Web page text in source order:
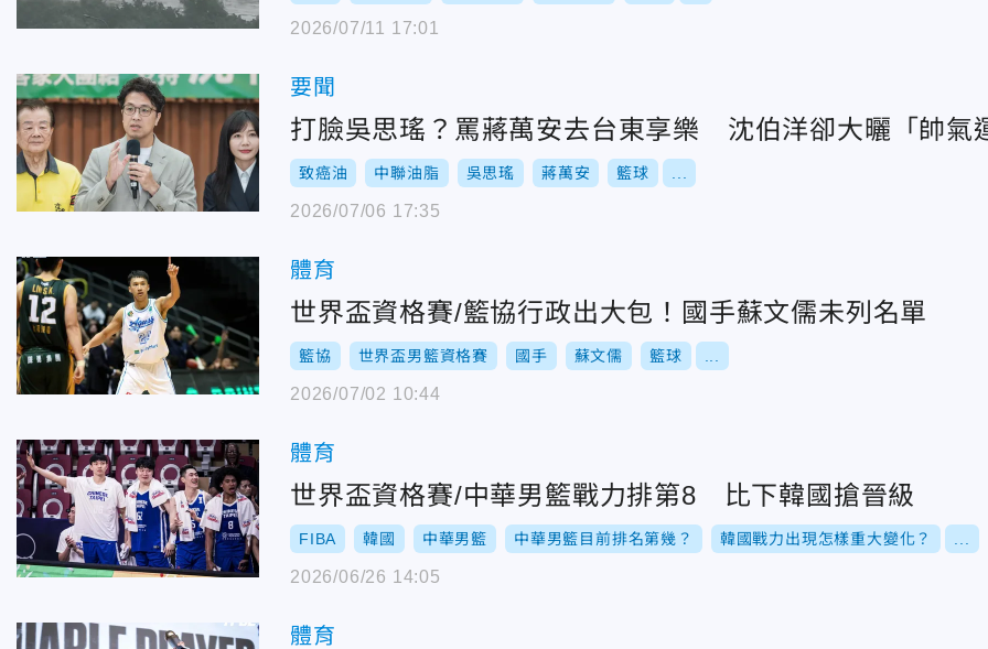
2026/07/11 17:01
要聞
打臉吳思瑤？罵蔣萬安去台東享樂 沈伯洋卻大曬「帥氣
致癌油 中聯油脂 吳思瑤 蔣萬安 籃球
2026/07/06 17:35
體育
世界盃資格賽/籃協行政出大包！國手蘇文儒未列名單
籃協 世界盃男籃資格賽 國手 蘇文儒 籃球
2026/07/02 10:44
體育
世界盃資格賽/中華男籃戰力排第8 比下韓國搶晉級
FIBA 韓國 中華男籃 中華男籃目前排名第幾？ 韓國戰力出現怎樣重大變化？
2026/06/26 14:05
體育